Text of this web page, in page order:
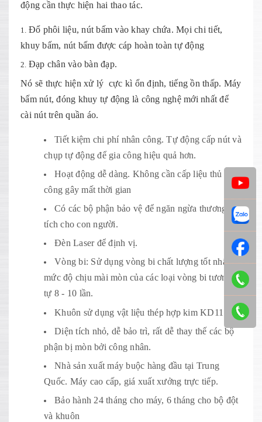
động cần thực hiện hai thao tác.
Đổ phôi liệu, nút bấm vào khay chứa. Mọi chi tiết,
khuy bấm, nút bấm được cáp hoàn toàn tự động
Đạp chân vào bàn đạp.
Nó sẽ thực hiện xử lý cực kì ổn định, tiếng ồn thấp. Máy
bấm nút, đóng khuy tự động là công nghệ mới nhất để
cài nút trên quần áo.
Tiết kiệm chi phí nhân công. Tự động cấp nút và
chụp tự động để gia công hiệu quả hơn.
Hoạt động dễ dàng. Không cần cấp liệu thủ
công gây mất thời gian
Có các bộ phận bảo vệ để ngăn ngừa thương
tích cho con người.
Đèn Laser để định vị.
Vòng bi: Sử dụng vòng bi chất lượng tốt nhất,
mức độ chịu mài mòn của các loại vòng bi tương
tự 8 - 10 lần.
Khuôn sử dụng vật liệu thép hợp kim KD11.
Diện tích nhỏ, dễ bảo trì, rất dễ thay thế các bộ
phận bị mòn bởi công nhân.
Nhà sản xuất máy buộc hàng đầu tại Trung
Quốc. Máy cao cấp, giá xuất xưởng trực tiếp.
Bảo hành 24 tháng cho máy, 6 tháng cho bộ đột
và khuôn